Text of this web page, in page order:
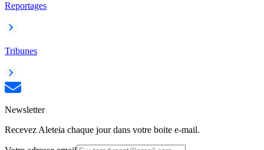
Reportages
Tribunes
Newsletter
Recevez Aleteia chaque jour dans votre boite e-mail.